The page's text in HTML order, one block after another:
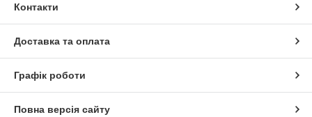
Контакти
Доставка та оплата
Графік роботи
Повна версія сайту